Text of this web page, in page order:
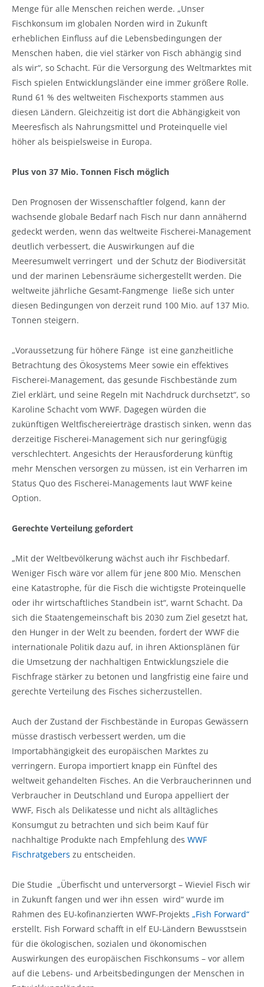
Menge für alle Menschen reichen werde. „Unser
Fischkonsum im globalen Norden wird in Zukunft
erheblichen Einfluss auf die Lebensbedingungen der
Menschen haben, die viel stärker von Fisch abhängig sind
als wir“, so Schacht. Für die Versorgung des Weltmarktes mit
Fisch spielen Entwicklungsländer eine immer größere Rolle.
Rund 61 % des weltweiten Fischexports stammen aus
diesen Ländern. Gleichzeitig ist dort die Abhängigkeit von
Meeresfisch als Nahrungsmittel und Proteinquelle viel
höher als beispielsweise in Europa.
Plus von 37 Mio. Tonnen Fisch möglich
Den Prognosen der Wissenschaftler folgend, kann der
wachsende globale Bedarf nach Fisch nur dann annähernd
gedeckt werden, wenn das weltweite Fischerei-Management
deutlich verbessert, die Auswirkungen auf die
Meeresumwelt verringert und der Schutz der Biodiversität
und der marinen Lebensräume sichergestellt werden. Die
weltweite jährliche Gesamt-Fangmenge ließe sich unter
diesen Bedingungen von derzeit rund 100 Mio. auf 137 Mio.
Tonnen steigern.
„Voraussetzung für höhere Fänge ist eine ganzheitliche
Betrachtung des Ökosystems Meer sowie ein effektives
Fischerei-Management, das gesunde Fischbestände zum
Ziel erklärt, und seine Regeln mit Nachdruck durchsetzt“, so
Karoline Schacht vom WWF. Dagegen würden die
zukünftigen Weltfischereierträge drastisch sinken, wenn das
derzeitige Fischerei-Management sich nur geringfügig
verschlechtert. Angesichts der Herausforderung künftig
mehr Menschen versorgen zu müssen, ist ein Verharren im
Status Quo des Fischerei-Managements laut WWF keine
Option.
Gerechte Verteilung gefordert
„Mit der Weltbevölkerung wächst auch ihr Fischbedarf.
Weniger Fisch wäre vor allem für jene 800 Mio. Menschen
eine Katastrophe, für die Fisch die wichtigste Proteinquelle
oder ihr wirtschaftliches Standbein ist“, warnt Schacht. Da
sich die Staatengemeinschaft bis 2030 zum Ziel gesetzt hat,
den Hunger in der Welt zu beenden, fordert der WWF die
internationale Politik dazu auf, in ihren Aktionsplänen für
die Umsetzung der nachhaltigen Entwicklungsziele die
Fischfrage stärker zu betonen und langfristig eine faire und
gerechte Verteilung des Fisches sicherzustellen.
Auch der Zustand der Fischbestände in Europas Gewässern
müsse drastisch verbessert werden, um die
Importabhängigkeit des europäischen Marktes zu
verringern. Europa importiert knapp ein Fünftel des
weltweit gehandelten Fisches. An die Verbraucherinnen und
Verbraucher in Deutschland und Europa appelliert der
WWF, Fisch als Delikatesse und nicht als alltägliches
Konsumgut zu betrachten und sich beim Kauf für
nachhaltige Produkte nach Empfehlung des WWF
Fischratgebers zu entscheiden.
Die Studie „Überfischt und unterversorgt – Wieviel Fisch wir
in Zukunft fangen und wer ihn essen wird“ wurde im
Rahmen des EU-kofinanzierten WWF-Projekts „Fish Forward“
erstellt. Fish Forward schafft in elf EU-Ländern Bewusstsein
für die ökologischen, sozialen und ökonomischen
Auswirkungen des europäischen Fischkonsums – vor allem
auf die Lebens- und Arbeitsbedingungen der Menschen in